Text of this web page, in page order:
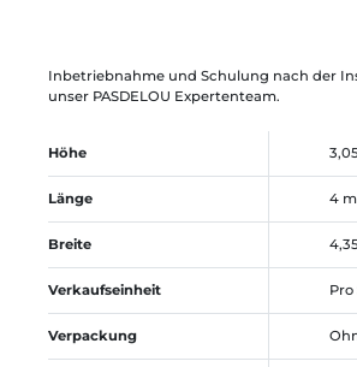
Inbetriebnahme und Schulung nach der
unser PASDELOU Expertenteam.
Höhe
Länge 4 m
Breite
Verkaufseinheit
Verpackung